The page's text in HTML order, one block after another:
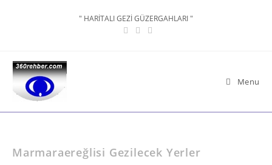
" HARİTALI GEZİ GÜZERGAHLARI "
Menu
Marmaraereğlisi Gezilecek Yerler